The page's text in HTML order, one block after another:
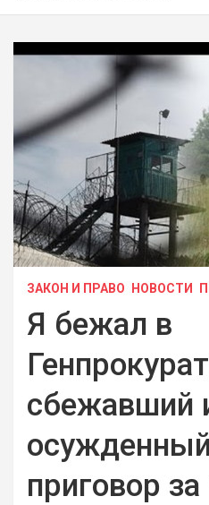
ЗАКОН И ПРАВО НОВОСТИ
Я бежал в
сбежавший
приговор за